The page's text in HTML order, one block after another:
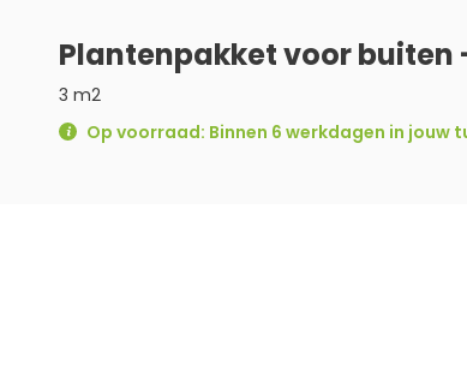
Plantenpakket voor buiten
3 m2
Op voorraad: Binnen 6 werkdagen in jouw